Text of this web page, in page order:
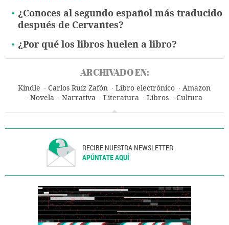
¿Conoces al segundo español más traducido
después de Cervantes?
¿Por qué los libros huelen a libro?
ARCHIVADO EN:
Kindle Carlos Ruíz Zafón Libro electrónico
Amazon
Novela
Narrativa Literatura Libros
Cultura
Comunicaciones
RECIBE NUESTRA NEWSLETTER
APÚNTATE AQUÍ